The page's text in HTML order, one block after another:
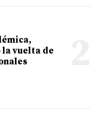
la vuelta de